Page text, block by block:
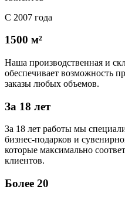
С 2007 года
1500 м²
Наша производственная и
обеспечивает возможность
заказы любых объемов.
За 18 лет
За 18 лет работы мы
бизнес-подарков и
которые максимально
клиентов.
Более 20